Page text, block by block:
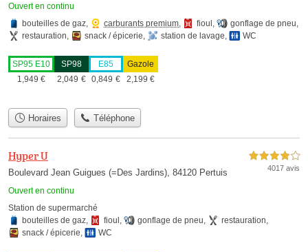
Ouvert en continu
bouteilles de gaz carburants premium fioul gonflage de pneu
restauration
snack / épicerie station de lavage WC
SP95 E10
1,949 €
SP98
2,049 €
E85
0,849 €
Gazole
2,199 €
Horaires Téléphone
Hyper U
Boulevard Jean Guigues (=Des Jardins), 84120 Pertuis
Ouvert en continu
4,0 étoiles sur 5
4017 avis
Station de supermarché
bouteilles de gaz, fioul, gonflage de pneu, restauration,
snack / épicerie, WC